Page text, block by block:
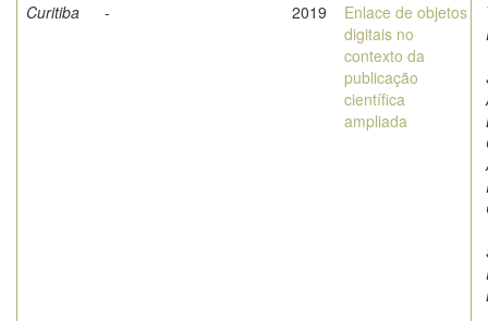
Curitiba - 2019
Enlace de objetos
digitais no
contexto da
publicação
científica
ampliada